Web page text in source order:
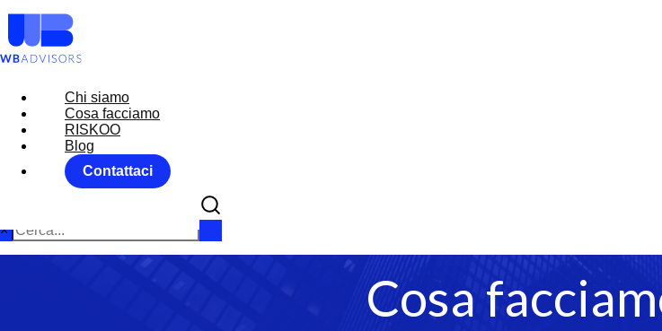
Chi siamo
Cosa facciamo
RISKOO
Blog
Contattaci
Chi siamo
Cosa facciamo
RISKOO
Blog
Contattaci
×
Cosa